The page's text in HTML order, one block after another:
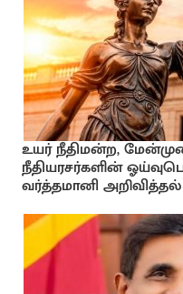
உயர் நீதிமன்ற,
நீதியரசர்களின்
வர்த்தமானி அறிவித்தல்